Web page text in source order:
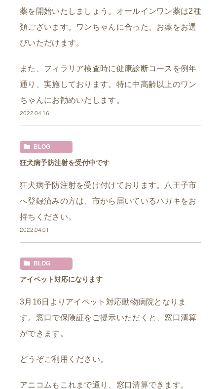
薬を開始いたしましょう。オールインワン薬は2種
類ございます。ワンちゃんに合った、お薬をお選
びいただけます。
また、フィラリア検査時に健康診断コースを例年
通り、実施しております。特に中高齢以上のワン
ちゃんにお勧めいたします。
2022.04.16
BLOG
狂犬病予防注射を受付中です
狂犬病予防注射を受け付けております。八王子市
へ登録済みの方は、市から届いているハガキをお
持ちください。
2022.04.01
BLOG
アイペット対応になります
3月16日よりアイペット対応動物病院となりま
す。窓口で保険証をご提示いただくと、窓口清算
ができます。
どうぞご利用ください。
アニコムもこれまで通り、窓口清算できます。